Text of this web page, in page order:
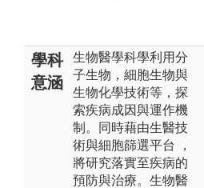
學科
意涵
生物醫學科學利用分
子生物，細胞生物與
生物化學技術等，探
索疾病成因與運作機
制。同時藉由生醫技
術與細胞篩選平台 ，
將研究落實至疾病的
預防與治療。生物醫